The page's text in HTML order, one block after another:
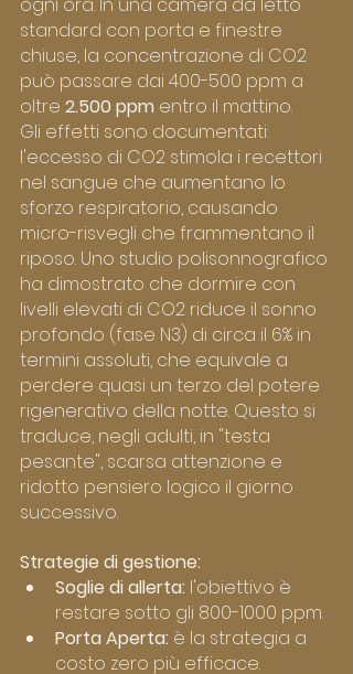
standard con porta e finestre
chiuse, la concentrazione di CO2
può passare dai 400-500 ppm a
oltre 2.500 ppm entro il mattino.
Gli effetti sono documentati:
l'eccesso di CO2 stimola i recettori
nel sangue che aumentano lo
sforzo respiratorio, causando
micro-risvegli che frammentano il
riposo. Uno studio polisonnografico
ha dimostrato che dormire con
livelli elevati di CO2 riduce il sonno
profondo (fase N3) di circa il 6% in
termini assoluti, che equivale a
perdere quasi un terzo del potere
rigenerativo della notte. Questo si
traduce, negli adulti, in "testa
pesante", scarsa attenzione e
ridotto pensiero logico il giorno
successivo.
Strategie di gestione:
Soglie di allerta: l'obiettivo è
restare sotto gli 800-1000 ppm.
Porta Aperta: è la strategia a
costo zero più efficace.